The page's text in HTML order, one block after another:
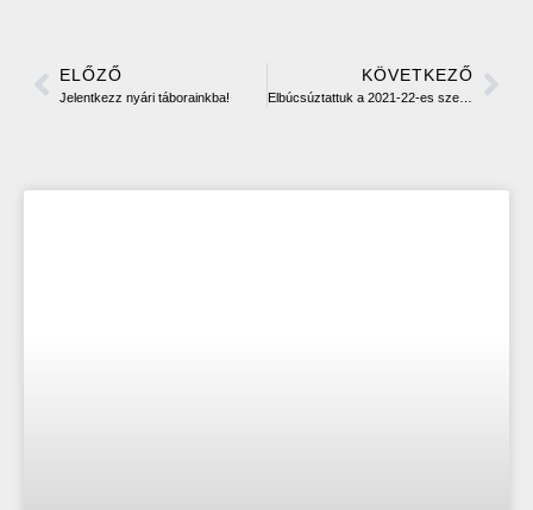
ELŐZŐ
Jelentkezz nyári táborainkba!
KÖVETKEZŐ
Elbúcsúztattuk a 2021-22-es szezont